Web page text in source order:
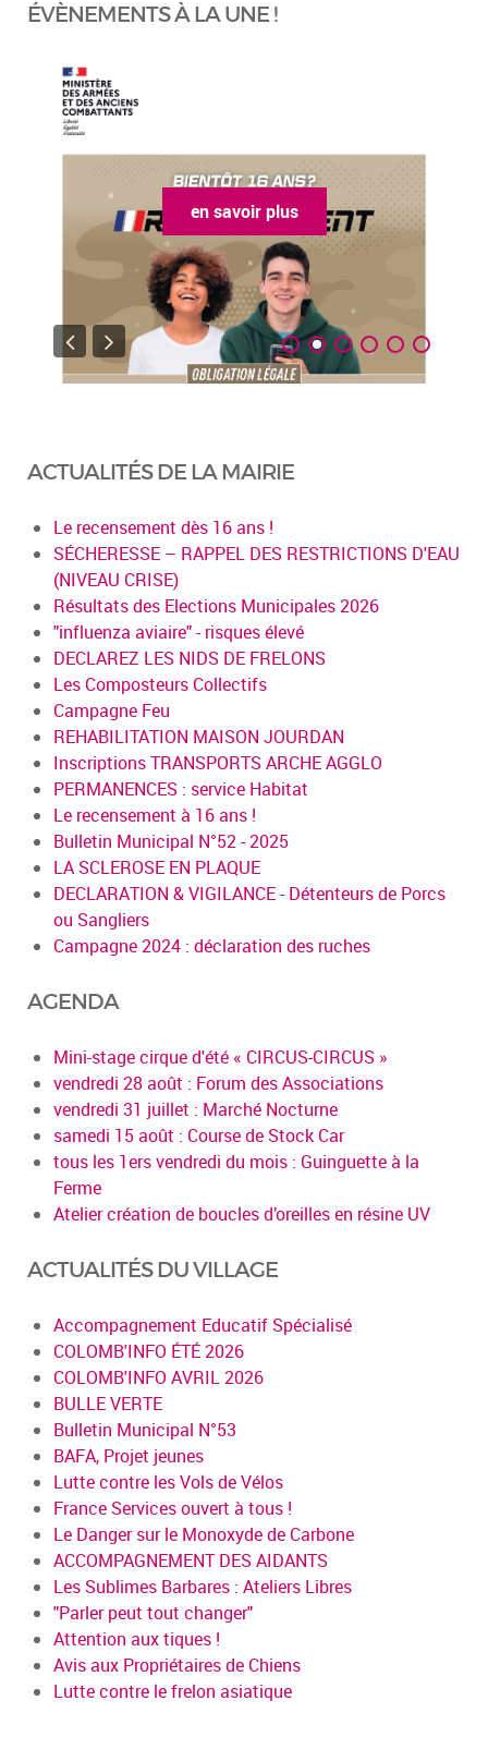
ÉVÈNEMENTS À LA UNE !
en savoir plus
ACTUALITÉS DE LA MAIRIE
Le recensement dès 16 ans !
SÉCHERESSE – RAPPEL DES RESTRICTIONS D'EAU
(NIVEAU CRISE)
Résultats des Elections Municipales 2026
"influenza aviaire" - risques élevé
DECLAREZ LES NIDS DE FRELONS
Les Composteurs Collectifs
Campagne Feu
REHABILITATION MAISON JOURDAN
Inscriptions TRANSPORTS ARCHE AGGLO
PERMANENCES : service Habitat
Le recensement à 16 ans !
Bulletin Municipal N°52 - 2025
LA SCLEROSE EN PLAQUE
DECLARATION & VIGILANCE - Détenteurs de Porcs
ou Sangliers
Campagne 2024 : déclaration des ruches
AGENDA
Mini-stage cirque d'été « CIRCUS-CIRCUS »
vendredi 28 août : Forum des Associations
vendredi 31 juillet : Marché Nocturne
samedi 15 août : Course de Stock Car
tous les 1ers vendredi du mois : Guinguette à la
Ferme
Atelier création de boucles d’oreilles en résine UV
ACTUALITÉS DU VILLAGE
Accompagnement Educatif Spécialisé
COLOMB'INFO ÉTÉ 2026
COLOMB'INFO AVRIL 2026
BULLE VERTE
Bulletin Municipal N°53
BAFA, Projet jeunes
Lutte contre les Vols de Vélos
France Services ouvert à tous !
Le Danger sur le Monoxyde de Carbone
ACCOMPAGNEMENT DES AIDANTS
Les Sublimes Barbares : Ateliers Libres
"Parler peut tout changer"
Attention aux tiques !
Avis aux Propriétaires de Chiens
Lutte contre le frelon asiatique